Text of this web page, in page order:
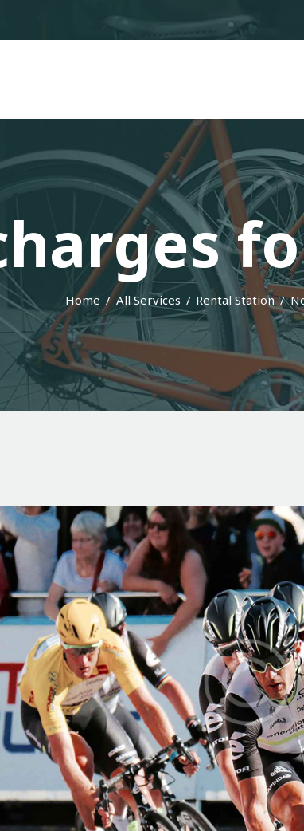
Home All Services Rental Station
Taller y venta de bicis, eléctricas, mtb en Irun,
Inicio